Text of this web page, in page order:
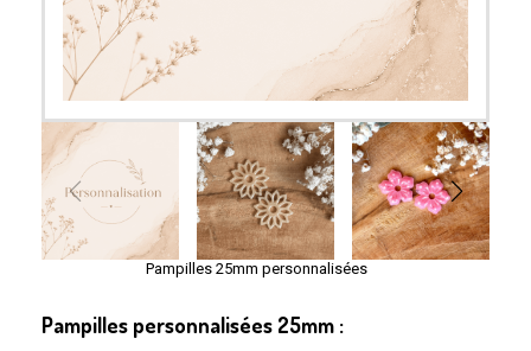
Pampilles 25mm personnalisées
Pampilles personnalisées 25mm :